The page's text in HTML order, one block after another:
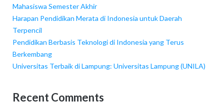
Mahasiswa Semester Akhir
Harapan Pendidikan Merata di Indonesia untuk Daerah
Terpencil
Pendidikan Berbasis Teknologi di Indonesia yang Terus
Berkembang
Universitas Terbaik di Lampung: Universitas Lampung (UNILA)
Recent Comments